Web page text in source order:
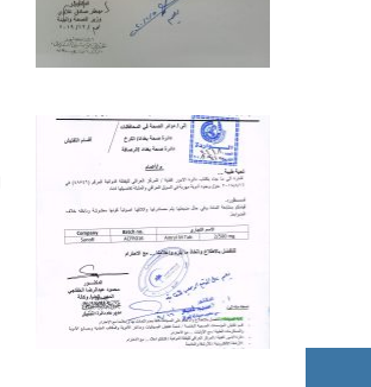
جانب من التغطية
الإعلامية
لتظاهرات خريجي
كليات الصيدلة و
ذوي المهن الطبية
و الصحية و
التمريضية اليوم
الثلاثاء المصادف
الصيدلة و المهن
الطبية